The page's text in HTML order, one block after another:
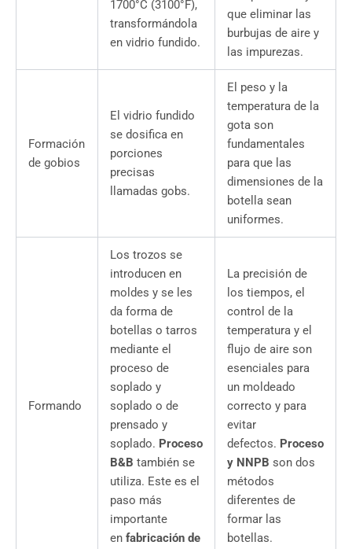
1700°C (3100°F),
transformándola
en vidrio fundido.
que eliminar las
burbujas de aire y
las impurezas.
Formación
de gobios
El vidrio fundido
se dosifica en
porciones
precisas
llamadas gobs.
El peso y la
temperatura de la
gota son
fundamentales
para que las
dimensiones de la
botella sean
uniformes.
Formando
Los trozos se
introducen en
moldes y se les
da forma de
botellas o tarros
mediante el
proceso de
soplado y
soplado o de
prensado y
soplado. Proceso
B&B también se
utiliza. Este es el
paso más
importante
en fabricación de
La precisión de
los tiempos, el
control de la
temperatura y el
flujo de aire son
esenciales para
un moldeado
correcto y para
evitar
defectos. Proceso
y NNPB son dos
métodos
diferentes de
formar las
botellas.